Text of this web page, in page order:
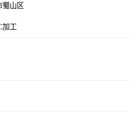
蜀山区
加工